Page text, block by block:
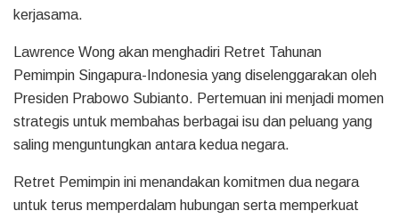
kerjasama.
Lawrence Wong akan menghadiri Retret Tahunan
Pemimpin Singapura-Indonesia yang diselenggarakan oleh
Presiden Prabowo Subianto. Pertemuan ini menjadi momen
strategis untuk membahas berbagai isu dan peluang yang
saling menguntungkan antara kedua negara.
Retret Pemimpin ini menandakan komitmen dua negara
untuk terus memperdalam hubungan serta memperkuat